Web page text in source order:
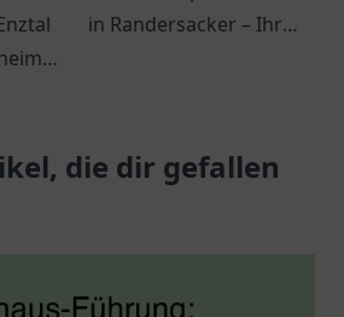
in Randersacker – Ihr
Beratung.
die dir gefallen